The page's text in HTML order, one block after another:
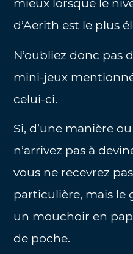
mieux lorsque le
d’Aerith est le plus
N’oubliez donc pas
mini-jeux
celui-ci.
Si, d’une manière
n’arrivez pas à
vous ne recevrez
particulière, mais le
un mouchoir en
de poche.